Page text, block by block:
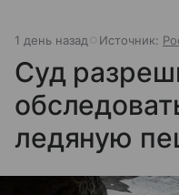
1 день назад Источник:
Суд
ледяную